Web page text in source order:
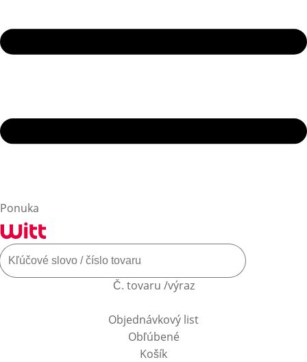
Ponuka
Č. tovaru /výraz
Objednávkový list
Obľúbené
Košík